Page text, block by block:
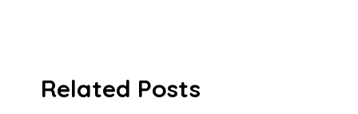
Related Posts